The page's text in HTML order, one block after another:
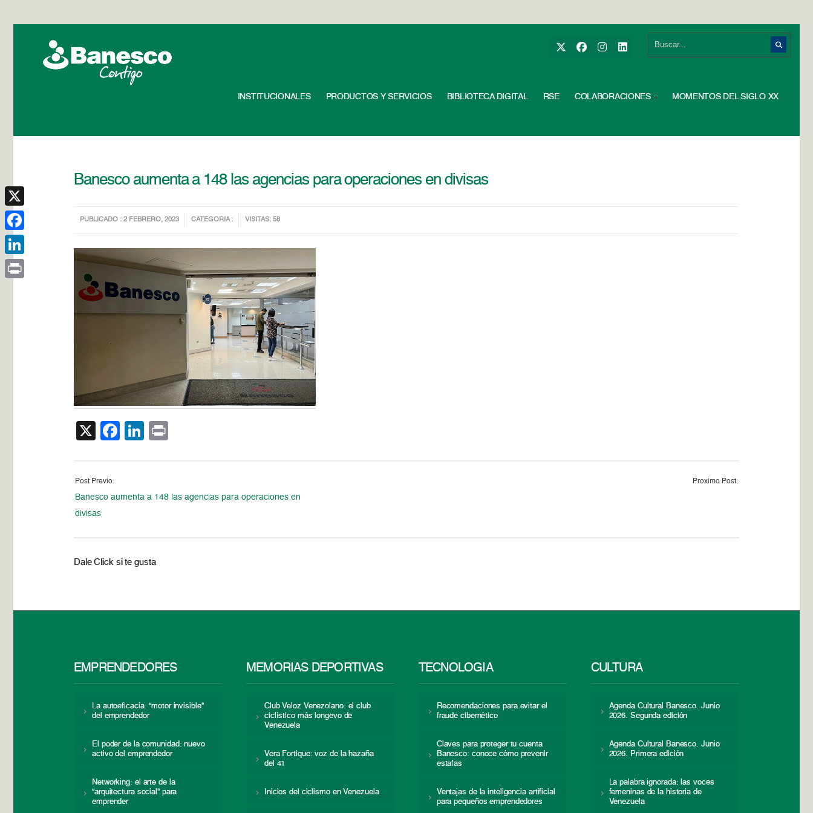
INSTITUCIONALES PRODUCTOS Y SERVICIOS BIBLIOTECA DIGITAL RSE COLABORACIONES MOMENTOS DEL SIGLO XX
Banesco aumenta a 148 las agencias para operaciones en divisas
PUBLICADO : 2 FEBRERO, 2023 CATEGORIA : VISITAS: 58
X Facebook
LinkedIn
Post Previo:
Banesco aumenta a 148 las agencias para operaciones en
divisas
Proximo Post:
Dale Click si te gusta
EMPRENDEDORES
La autoeficacia: “motor invisible”
del emprendedor
El poder de la comunidad: nuevo
activo del emprendedor
Networking: el arte de la
“arquitectura social” para
emprender
MEMORIAS DEPORTIVAS
Club Veloz Venezolano: el club
ciclístico más longevo de
Venezuela
Vera Fortique: voz de la hazaña
del 41
Inicios del ciclismo en Venezuela
TECNOLOGÍA
Recomendaciones para evitar el
fraude cibernético
Claves para proteger tu cuenta
Banesco: conoce cómo prevenir
estafas
Ventajas de la inteligencia artificial
para pequeños emprendedores
CULTURA
Agenda Cultural Banesco. Junio
2026. Segunda edición
Agenda Cultural Banesco. Junio
2026. Primera edición
La palabra ignorada: las voces
femeninas de la historia de
Venezuela
X
Facebook
LinkedIn